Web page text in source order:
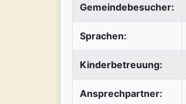
Gemeindebesucher:
Sprachen:
Kinderbetreuung:
Ansprechpartner: